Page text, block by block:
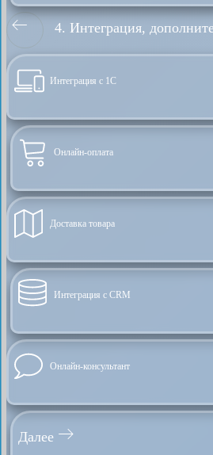
4. Интеграция,
Интеграция с 1С
Онлайн-оплата
Доставка товара
Интеграция с CRM
Онлайн-консультант
Далее